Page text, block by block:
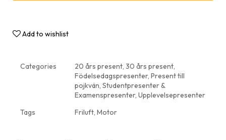
Add to wishlist
Categories 20 års present, 30 års present,
Födelsedagspresenter, Present till
pojkvän, Studentpresenter &
Examenspresenter, Upplevelsepresenter
Tags
Friluft, Motor